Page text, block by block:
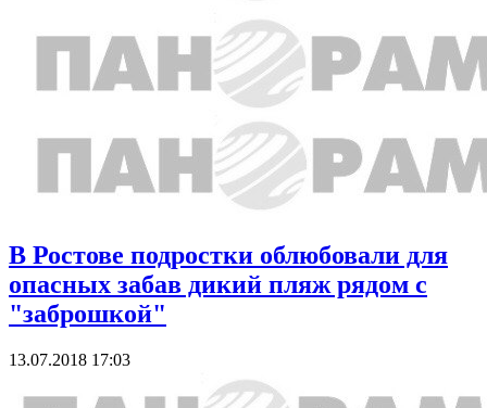
В Ростове подростки облюбовали для
опасных забав дикий пляж рядом с
"заброшкой"
13.07.2018 17:03